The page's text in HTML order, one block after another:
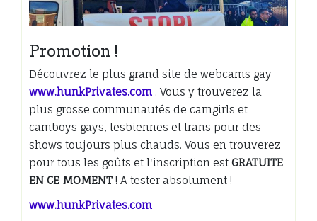
Promotion !
Découvrez le plus grand site de webcams gay
www.hunkPrivates.com . Vous y trouverez la
plus grosse communautés de camgirls et
camboys gays, lesbiennes et trans pour des
shows toujours plus chauds. Vous en trouverez
pour tous les goûts et l'inscription est GRATUITE
EN CE MOMENT ! A tester absolument !
www.hunkPrivates.com